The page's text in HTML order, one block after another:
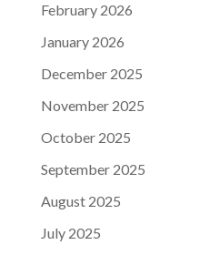
February 2026
January 2026
December 2025
November 2025
October 2025
September 2025
August 2025
July 2025